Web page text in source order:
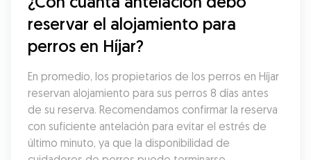
reservar el alojamiento para
perros en Híjar?
En promedio, los propietarios de los perros en Híjar
reservan alojamiento para sus perros 8 días antes
de su reserva. Recomendamos confirmar la reserva
con suficiente antelación para evitar el estrés de
último minuto, ya que la disponibilidad de